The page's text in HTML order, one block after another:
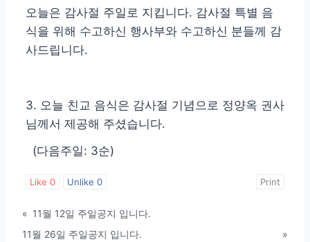
오늘은 감사절 주일로 지킵니다. 감사절 특별 음
식을 위해 수고하신 행사부와 수고하신 분들께 감
사드립니다.
3. 오늘 친교 음식은 감사절 기념으로 정양옥 권사
님께서 제공해 주셨습니다.
(다음주일: 3순)
Like 0 Unlike 0 Print
« 11월 12일 주일공지 입니다.
11월 26일 주일공지 입니다.
»